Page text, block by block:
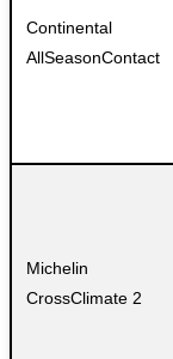
Continental
AllSeasonContact
Michelin
CrossClimate 2